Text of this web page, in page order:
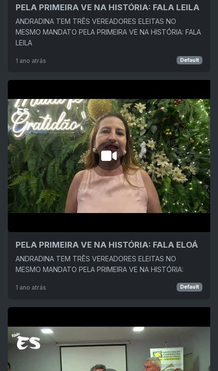
PELA PRIMEIRA VE NA HISTÓRIA: FALA LEILA
ANDRADINA TEM TRÊS VEREADORES ELEITAS NO
MESMO MANDATO PELA PRIMEIRA VE NA HISTÓRIA: FALA
LEILA
1 ano atrás Default
PELA PRIMEIRA VE NA HISTÓRIA: FALA ELOÁ
ANDRADINA TEM TRÊS VEREADORES ELEITAS NO
MESMO MANDATO PELA PRIMEIRA VE NA HISTÓRIA:
1 ano atrás Default